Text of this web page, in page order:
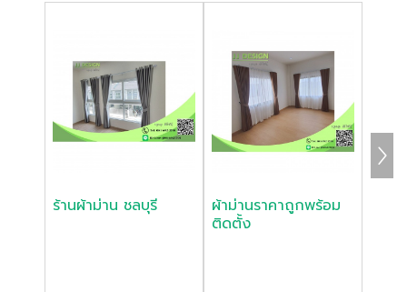
ร้านผ้าม่าน ชลบุรี
ผ้าม่านราคาถูกพร้อม
ติดตั้ง